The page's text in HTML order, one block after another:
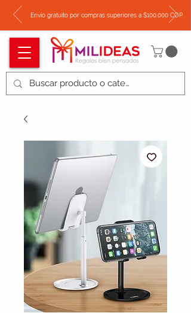
Envío gratuito por compras superiores a $100.000 COP